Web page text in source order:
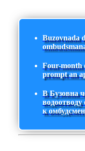
Buzovnada
Four-month
prompt an
В Бузовна
к